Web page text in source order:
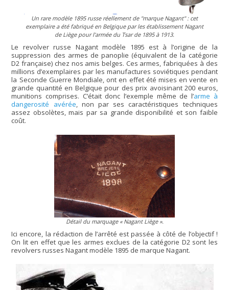
Un rare modèle 1895 russe réellement de "marque Nagant": cet
exemplaire a été fabriqué en Belgique par les établissement Nagant
de Liège pour l’armée du Tsar de 1895 à 1913.
Le revolver russe Nagant modèle 1895 est à l’origine de la
suppression des armes de panoplie (équivalent de la catégorie
D2 française) chez nos amis belges. Ces armes, fabriquées à des
millions d’exemplaires par les manufactures soviétiques pendant
la Seconde Guerre Mondiale, ont en effet été mises en vente en
grande quantité en Belgique pour des prix avoisinant 200 euros,
munitions comprises. C’était donc l’exemple même de l’arme à
dangerosité avérée, non par ses caractéristiques techniques
assez obsolètes, mais par sa grande disponibilité et son faible
coût.
Détail du marquage « Nagant Liège ».
Ici encore, la rédaction de l’arrêté est passée à côté de l’objectif !
On lit en effet que les armes exclues de la catégorie D2 sont les
revolvers russes Nagant modèle 1895 de marque Nagant.